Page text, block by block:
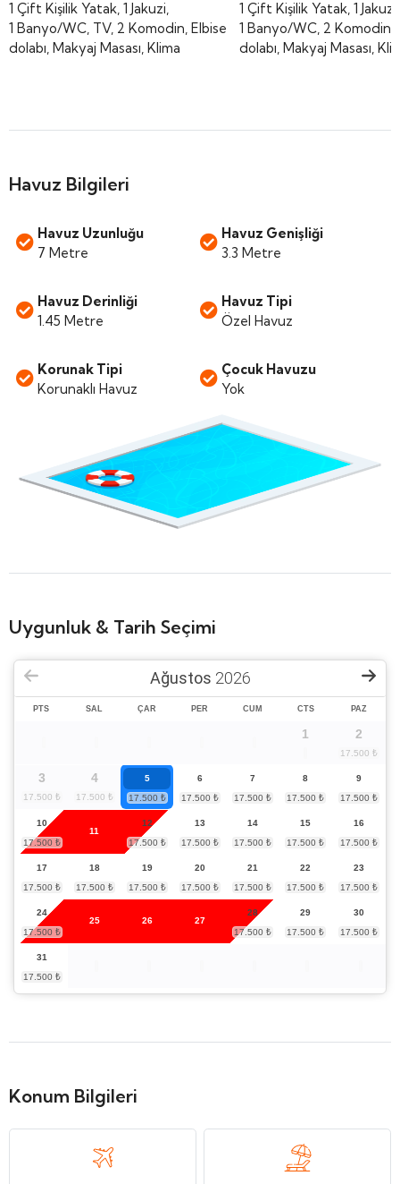
1 Çift Kişilik Yatak, 1 Jakuzi,
1 Banyo/WC, TV, 2 Komodin, Elbise
dolabı, Makyaj Masası, Klima
1 Çift Kişilik Yatak, 1 Jakuzi,
1 Banyo/WC, 2 Komodin,
dolabı, Makyaj Masası,
Havuz Bilgileri
Havuz Uzunluğu
7 Metre
Havuz Genişliği
3.3 Metre
Havuz Derinliği
1.45 Metre
Havuz Tipi
Özel Havuz
Korunak Tipi
Korunaklı Havuz
Çocuk Havuzu
Yok
Uygunluk & Tarih Seçimi
Ağustos 2026
PTS SAL ÇAR PER CUM CTS PAZ
1 2
3 4 5 6 7 8 9
10
11
12 13 14 15 16
17 18 19 20 21 22 23
24
25
26 27
28 29 30
31
Konum Bilgileri